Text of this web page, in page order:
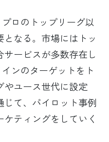
ロのトップリーグ以
なる。市場にはトッ
ービスが多数存在し
ンのターゲットをト
やユース世代に設定
じて、パイロット事例
ティングをしていく